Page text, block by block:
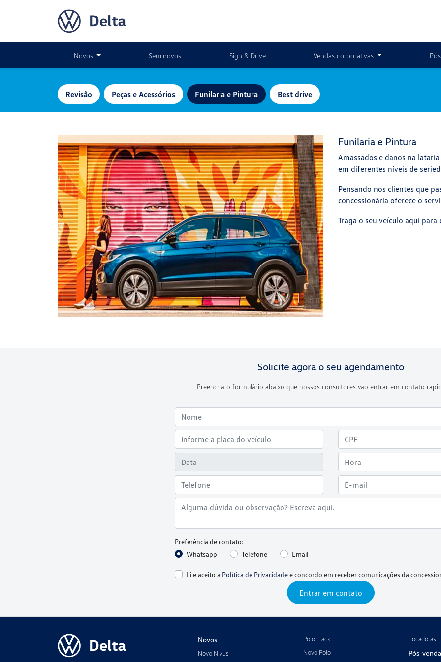
Novos Seminovos Sign & Drive Vendas corporativas
Revisão Peças e Acessórios Funilaria e Pintura Best drive
Funilaria e Pintura
Amassados e danos na
em diferentes níveis de
Pensando nos clientes que
concessionária oferece o
Traga o seu veículo aqui
Solicite agora o seu agendamento
Preencha o formulário abaixo que nossos consultores vão entrar em contato
Preferência de contato:
Whatsapp
Telefone Email
Li e aceito a Política de Privacidadee concordo em receber comunicações da
Entrar em contato
Novos
Novo Nivus
Polo Track
Novo Polo
Locadoras
Pós-